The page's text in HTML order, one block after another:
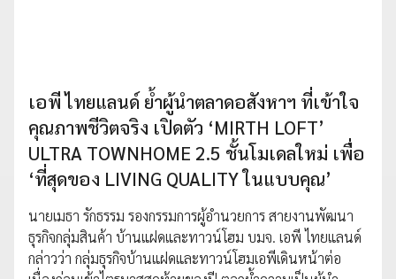
เอพี ไทยแลนด์ ย้ำผู้นำตลาดอสังหาฯ ที่เข้าใจ
คุณภาพชีวิตจริง เปิดตัว ‘MIRTH LOFT’
ULTRA TOWNHOME 2.5 ชั้นโมเดลใหม่ เพื่อ
‘ที่สุดของ LIVING QUALITY ในแบบคุณ’
นายเมธา รักธรรม รองกรรมการผู้อำนวยการ สายงานพัฒนา
ธุรกิจกลุ่มสินค้า บ้านแฝดและทาวน์โฮม บมจ. เอพี ไทยแลนด์
กล่าวว่า กลุ่มธุรกิจบ้านแฝดและทาวน์โฮมเอพีเดินหน้าต่อ